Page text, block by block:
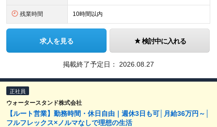
残業時間 10時間以内
求人を見る 検討中に入れる
掲載終了予定日： 2026.08.27
正社員
ウォータースタンド株式会社
【ルート営業】勤務時間・休日自由｜週休3日も可│月給36万円～│
フルフレックス×ノルマなしで理想の生活